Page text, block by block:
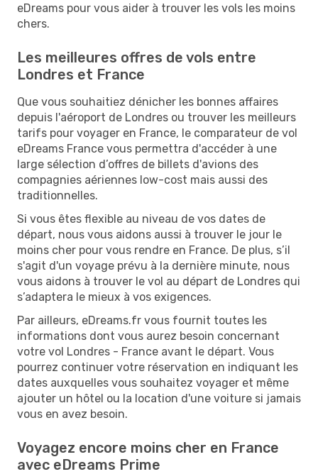
eDreams pour vous aider à trouver les vols les moins
chers.
Les meilleures offres de vols entre
Londres et France
Que vous souhaitiez dénicher les bonnes affaires
depuis l'aéroport de Londres ou trouver les meilleurs
tarifs pour voyager en France, le comparateur de vol
eDreams France vous permettra d'accéder à une
large sélection d’offres de billets d'avions des
compagnies aériennes low-cost mais aussi des
traditionnelles.
Si vous êtes flexible au niveau de vos dates de
départ, nous vous aidons aussi à trouver le jour le
moins cher pour vous rendre en France. De plus, s’il
s'agit d'un voyage prévu à la dernière minute, nous
vous aidons à trouver le vol au départ de Londres qui
s’adaptera le mieux à vos exigences.
Par ailleurs, eDreams.fr vous fournit toutes les
informations dont vous aurez besoin concernant
votre vol Londres - France avant le départ. Vous
pourrez continuer votre réservation en indiquant les
dates auxquelles vous souhaitez voyager et même
ajouter un hôtel ou la location d'une voiture si jamais
vous en avez besoin.
Voyagez encore moins cher en France
avec eDreams Prime